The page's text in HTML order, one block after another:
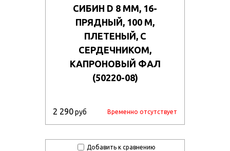
СИБИН D 8 ММ, 16-
ПРЯДНЫЙ, 100 М,
ПЛЕТЕНЫЙ, С
СЕРДЕЧНИКОМ,
КАПРОНОВЫЙ ФАЛ
(50220-08)
2 290руб Временно отсутствует
Добавить к сравнению